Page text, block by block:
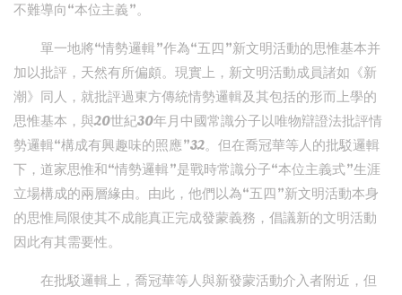
不難導向“本位主義”。
單一地將“情勢邏輯”作為“五四”新文明活動的思惟基本并
加以批評，天然有所偏頗。現實上，新文明活動成員諸如《新
潮》同人，就批評過東方傳統情勢邏輯及其包括的形而上學的
思惟基本，與20世紀30年月中國常識分子以唯物辯證法批評情
勢邏輯“構成有興趣味的照應”32。但在喬冠華等人的批駁邏輯
下，道家思惟和“情勢邏輯”是戰時常識分子“本位主義式”生涯
立場構成的兩層緣由。由此，他們以為“五四”新文明活動本身
的思惟局限使其不成能真正完成發蒙義務，倡議新的文明活動
因此有其需要性。
在批駁邏輯上，喬冠華等人與新發蒙活動介入者附近，但